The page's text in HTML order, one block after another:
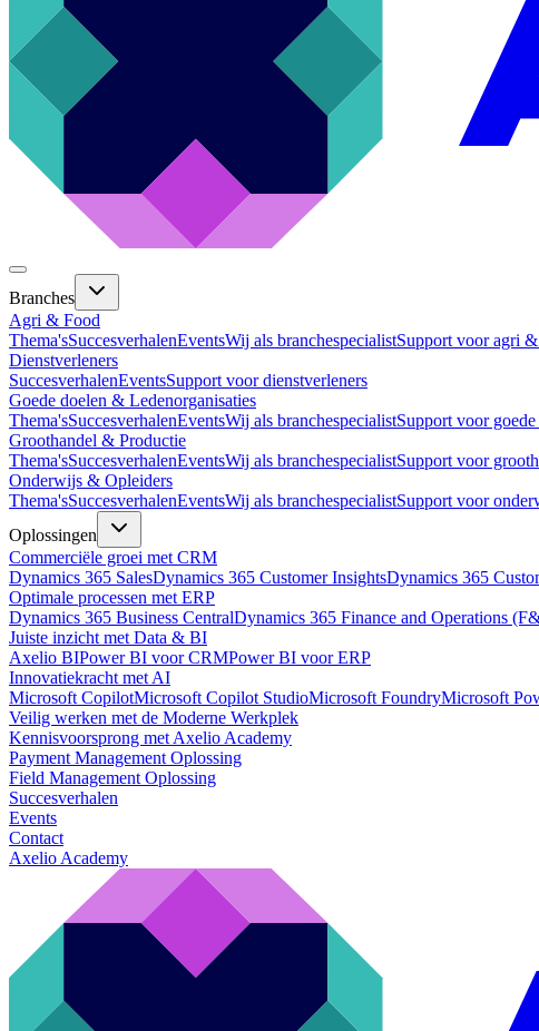
Branches
Agri & Food
Thema'sSuccesverhalenEventsWij als branchespecialistSupport voor agri
Dienstverleners
SuccesverhalenEventsSupport voor dienstverleners
Goede doelen & Ledenorganisaties
Thema'sSuccesverhalenEventsWij als branchespecialistSupport voor
Groothandel & Productie
Thema'sSuccesverhalenEventsWij als branchespecialistSupport voor
Onderwijs & Opleiders
Thema'sSuccesverhalenEventsWij als branchespecialistSupport voor
Oplossingen
Commerciële groei met CRM
Dynamics 365 SalesDynamics 365 Customer InsightsDynamics 365
Optimale processen met ERP
Dynamics 365 Business CentralDynamics 365 Finance and Operations
Juiste inzicht met Data & BI
Axelio BIPower BI voor CRMPower BI voor ERP
Innovatiekracht met AI
Microsoft CopilotMicrosoft Copilot StudioMicrosoft FoundryMicrosoft
Veilig werken met de Moderne Werkplek
Kennisvoorsprong met Axelio Academy
Payment Management Oplossing
Field Management Oplossing
Succesverhalen
Events
Contact
Axelio Academy